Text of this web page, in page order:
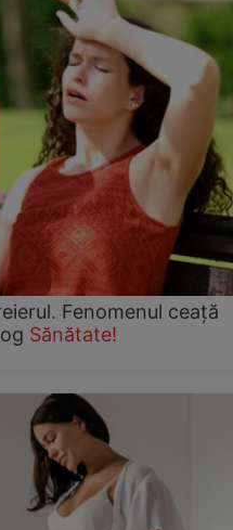
Fenomenul ceață
Sănătate!